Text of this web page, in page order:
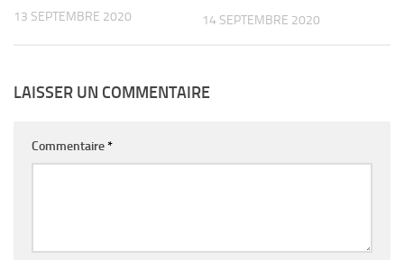
13 SEPTEMBRE 2020 14 SEPTEMBRE 2020
LAISSER UN COMMENTAIRE
Commentaire*